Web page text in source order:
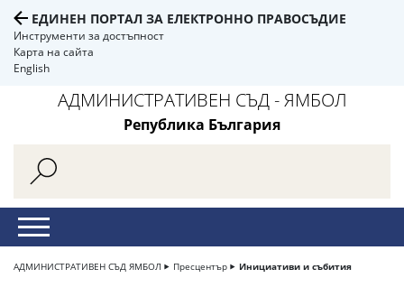
ЕДИНЕН ПОРТАЛ ЗА ЕЛЕКТРОННО ПРАВОСЪДИЕ
Инструменти за достъпност
Карта на сайта
English
АДМИНИСТРАТИВЕН СЪД - ЯМБОЛ
Република България
АДМИНИСТРАТИВЕН СЪД ЯМБОЛ Пресцентър Инициативи и събития